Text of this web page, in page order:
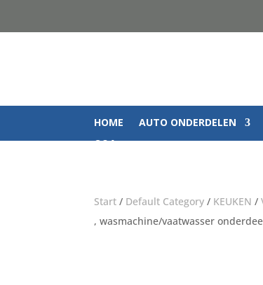
HOME AUTO ONDERDELEN
Q&A
Start / Default Category / KEUKEN /
, wasmachine/vaatwasser